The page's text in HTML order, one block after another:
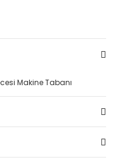
Makine Tabanı